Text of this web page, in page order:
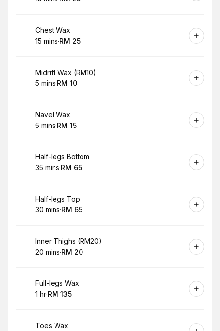
.Duration :
.Price
Book
Chest Wax
.Duration :
15 mins·
.Price
RM 25
Book
Midriff Wax (RM10)
. Duration:
5 mins·
.Price
RM 10
Book
Navel Wax
. Duration:
5 mins·
.Price
RM 15
Book
Half-legs Bottom
.Duration
35 mins·
.Price
RM 65
Book
Half-legs Top
.Duration
30 mins·
.Price
RM 65
Book
Inner Thighs (RM20)
.Duration
20 mins·
.Price
RM 20
Book
Full-legs Wax
. Duration
1 hr·
.Price:
RM 135
Book
Toes Wax